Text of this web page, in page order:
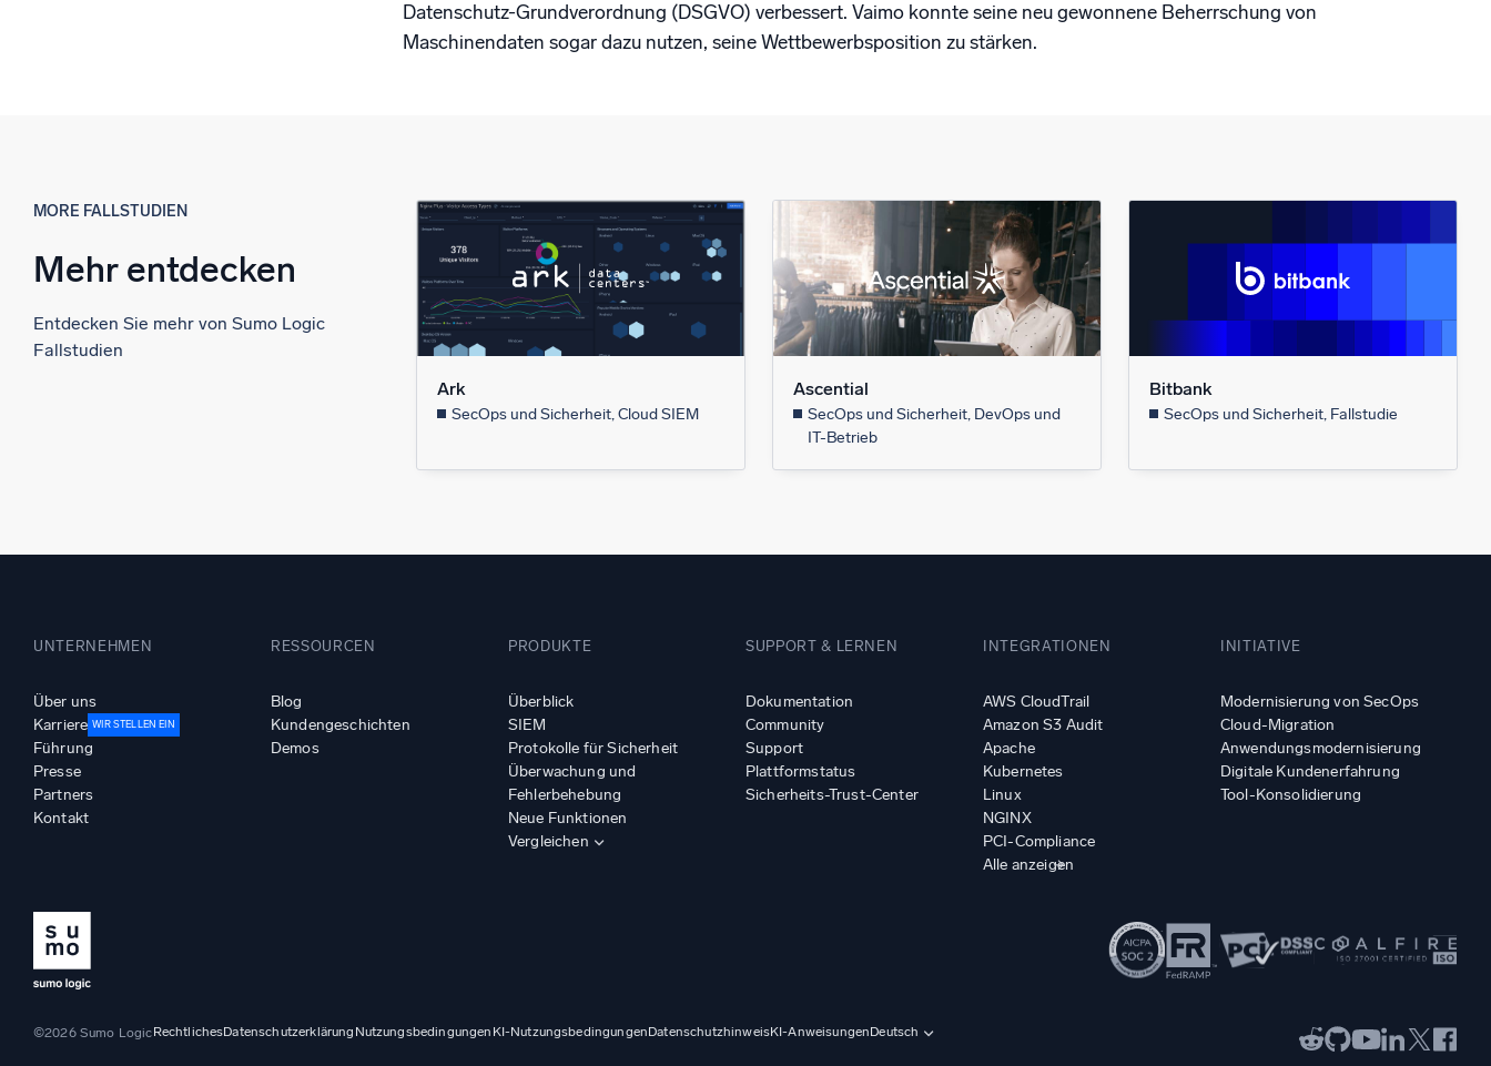
Datenschutz-Grundverordnung (DSGVO) verbessert. Vaimo konnte seine neu gewonnene Beherrschung von
Maschinendaten sogar dazu nutzen, seine Wettbewerbsposition zu stärken.
MORE FALLSTUDIEN
Mehr entdecken
Entdecken Sie mehr von Sumo Logic
Fallstudien
Ark
SecOps und Sicherheit, Cloud SIEM
Ascential
SecOps und Sicherheit, DevOps und
IT-Betrieb
Bitbank
SecOps und Sicherheit, Fallstudie
UNTERNEHMEN
Über uns
Karriere WIR STELLEN EIN
Führung
Presse
Partners
Kontakt
RESSOURCEN
Blog
Kundengeschichten
Demos
PRODUKTE
Überblick
SIEM
Protokolle für Sicherheit
Überwachung und
Fehlerbehebung
Neue Funktionen
Vergleichen
SUPPORT & LERNEN
Dokumentation
Community
Support
Plattformstatus
Sicherheits-Trust-Center
INTEGRATIONEN
AWS CloudTrail
Amazon S3 Audit
Apache
Kubernetes
Linux
NGINX
PCI-Compliance
Alle anzeigen
INITIATIVE
Modernisierung von SecOps
Cloud-Migration
Anwendungsmodernisierung
Digitale Kundenerfahrung
Tool-Konsolidierung
©2026 Sumo LogicRechtlichesDatenschutzerklärung Nutzungsbedingungen KI-NutzungsbedingungenDatenschutzhinweisKI-AnweisungenDeutsch